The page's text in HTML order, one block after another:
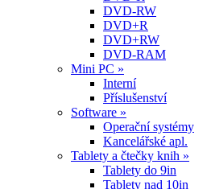
DVD-RW
DVD+R
DVD+RW
DVD-RAM
Mini PC »
Interní
Příslušenství
Software »
Operační systémy
Kancelářské apl.
Tablety a čtečky knih »
Tablety do 9in
Tablety nad 10in